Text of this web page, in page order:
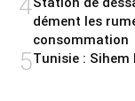
4
dément les
consommation
5Tunisie : Sihem